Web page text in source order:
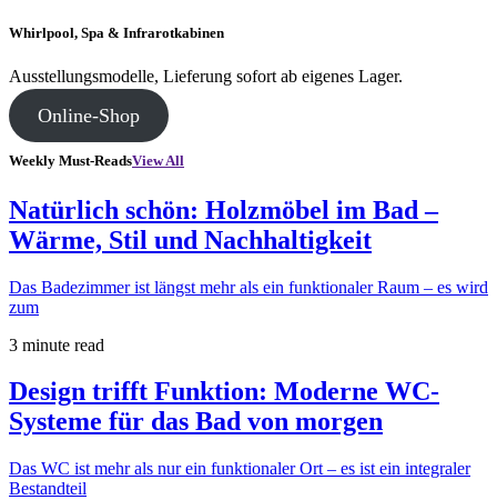
Whirlpool, Spa & Infrarotkabinen
Ausstellungsmodelle, Lieferung sofort ab eigenes Lager.
Online-Shop
Weekly Must-ReadsView All
Natürlich schön: Holzmöbel im Bad –
Wärme, Stil und Nachhaltigkeit
Das Badezimmer ist längst mehr als ein funktionaler Raum – es wird
zum
3 minute read
Design trifft Funktion: Moderne WC-
Systeme für das Bad von morgen
Das WC ist mehr als nur ein funktionaler Ort – es ist ein integraler
Bestandteil